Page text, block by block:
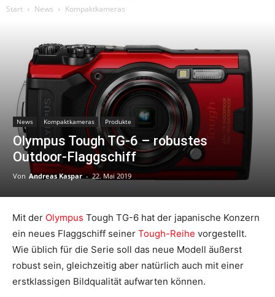
Start News Kompaktkameras
News Kompaktkameras Produkte
Olympus Tough TG-6 – robustes
Outdoor-Flaggschiff
Von Andreas Kaspar - 22. Mai 2019
Mit der Olympus Tough TG-6 hat der japanische Konzern
ein neues Flaggschiff seiner Tough-Reihe vorgestellt.
Wie üblich für die Serie soll das neue Modell äußerst
robust sein, gleichzeitig aber natürlich auch mit einer
erstklassigen Bildqualität aufwarten können.